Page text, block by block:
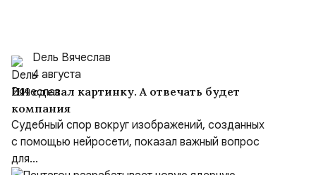
Dель Вячеслав
4 августа
ИИ сделал картинку. А отвечать будет
компания
Судебный спор вокруг изображений, созданных
с помощью нейросети, показал важный вопрос
для...